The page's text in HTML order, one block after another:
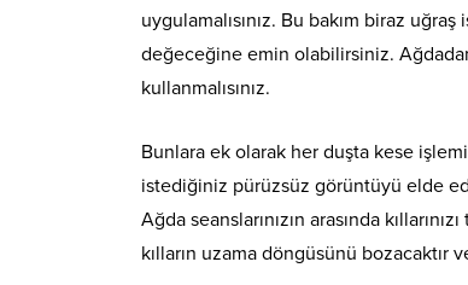
uygulamalısınız. Bu bakım biraz
değeceğine emin olabilirsiniz.
kullanmalısınız.
Bunlara ek olarak her duşta kese
istediğiniz pürüzsüz görüntüyü elde
Ağda seanslarınızın arasında
kılların uzama döngüsünü